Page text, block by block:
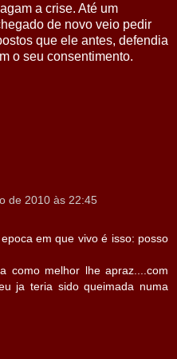
a crise. Até um
de novo veio pedir
que ele antes, defendia
o seu consentimento.
de 2010 às 22:45
em que vivo é isso: posso
como melhor lhe apraz....com
ja teria sido queimada numa